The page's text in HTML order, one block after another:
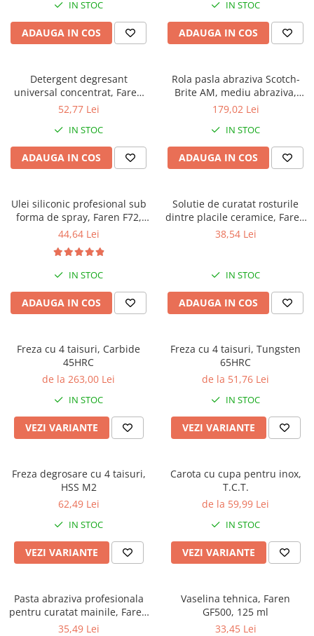
IN STOC
ADAUGA IN COS
IN STOC
ADAUGA IN COS
Detergent degresant
universal concentrat, Faren
100 USI, 1l
52,77 Lei
IN STOC
ADAUGA IN COS
Rola pasla abraziva Scotch-
Brite AM, mediu abraziva,
100mm x 10m
179,02 Lei
IN STOC
ADAUGA IN COS
Ulei siliconic profesional sub
forma de spray, Faren F72,
400ml
44,64 Lei
IN STOC
ADAUGA IN COS
Solutie de curatat rosturile
dintre placile ceramice, Faren
Marbrek, 500ml
38,54 Lei
IN STOC
ADAUGA IN COS
Freza cu 4 taisuri, Carbide
45HRC
de la 263,00 Lei
IN STOC
VEZI VARIANTE
Freza cu 4 taisuri, Tungsten
65HRC
de la 51,76 Lei
IN STOC
VEZI VARIANTE
Freza degrosare cu 4 taisuri,
HSS M2
62,49 Lei
IN STOC
VEZI VARIANTE
Carota cu cupa pentru inox,
T.C.T.
de la 59,99 Lei
IN STOC
VEZI VARIANTE
Pasta abraziva profesionala
pentru curatat mainile, Faren
Cler, 1 litru
35,49 Lei
Vaselina tehnica, Faren
GF500, 125 ml
33,45 Lei